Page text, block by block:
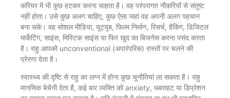
करियर में भी कुछ हटकर करना चाहता है। वह परंपरागत नौकरियों से संतुष्ट
नहीं होता। उसे कुछ अलग चाहिए, कुछ ऐसा जहां वह अपनी अलग पहचान
बना सके। वह सोशल मीडिया, यूट्यूब, फिल्म निर्माण, रिसर्च, हैकिंग, डिजिटल
मार्केटिंग, साइंस, मिस्टिक साइंस या फिर खुद का बिजनेस करना पसंद करता
है। राहु आपको unconventional (अपारंपरिक) रास्तों पर चलने की
प्रेरणा देता है।
स्वास्थ्य की दृष्टि से राहु का लग्न में होना कुछ चुनौतियां ला सकता है। राहु
मानसिक बेचैनी देता है, कई बार व्यक्ति को anxiety, घबराहट या डिप्रेशन